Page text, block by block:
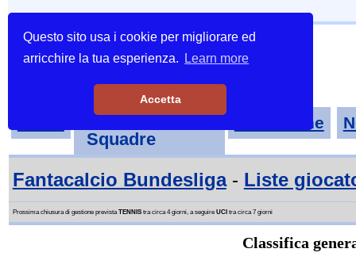
Questo sito usa i cookie per migliorare ed
arricchire la tua esperienza.
Learn more
Accetta
Tornei-
Squadre
Classifiche
Fantacalcio Bundesliga- Liste
Prossima chiusura di gestione previstaTENNIStra circa 4 giorni, a seguire UCI tra circa 7 giorni
Classifica